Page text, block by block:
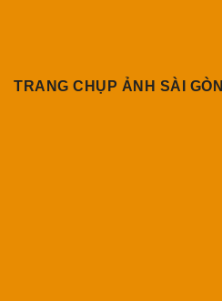
TRANG CHỤP ẢNH SÀI GÒN